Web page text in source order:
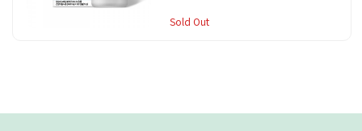
Sold Out